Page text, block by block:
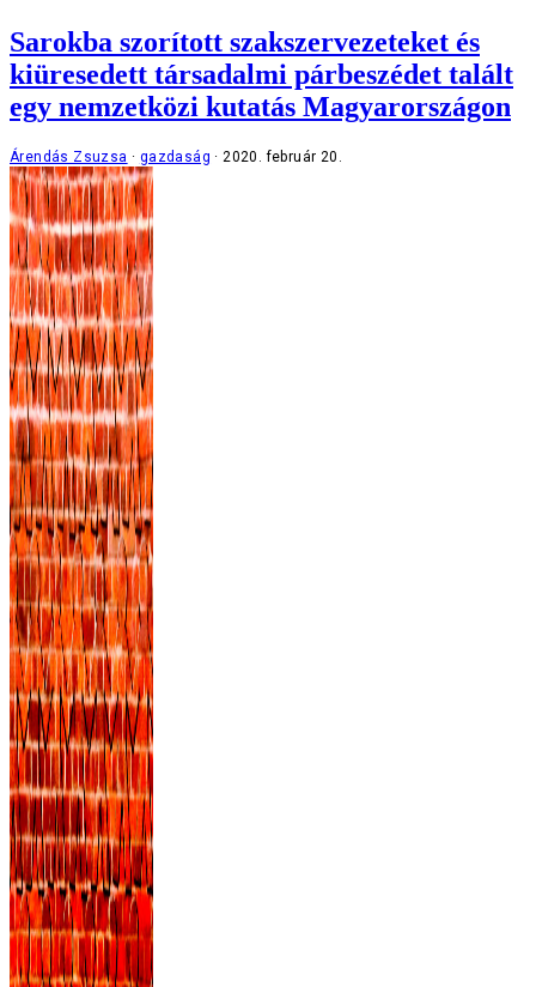
Sarokba szorított szakszervezeteket és
kiüresedett társadalmi párbeszédet talált
egy nemzetközi kutatás Magyarországon
Árendás Zsuzsa gazdaság 2020. február 20.